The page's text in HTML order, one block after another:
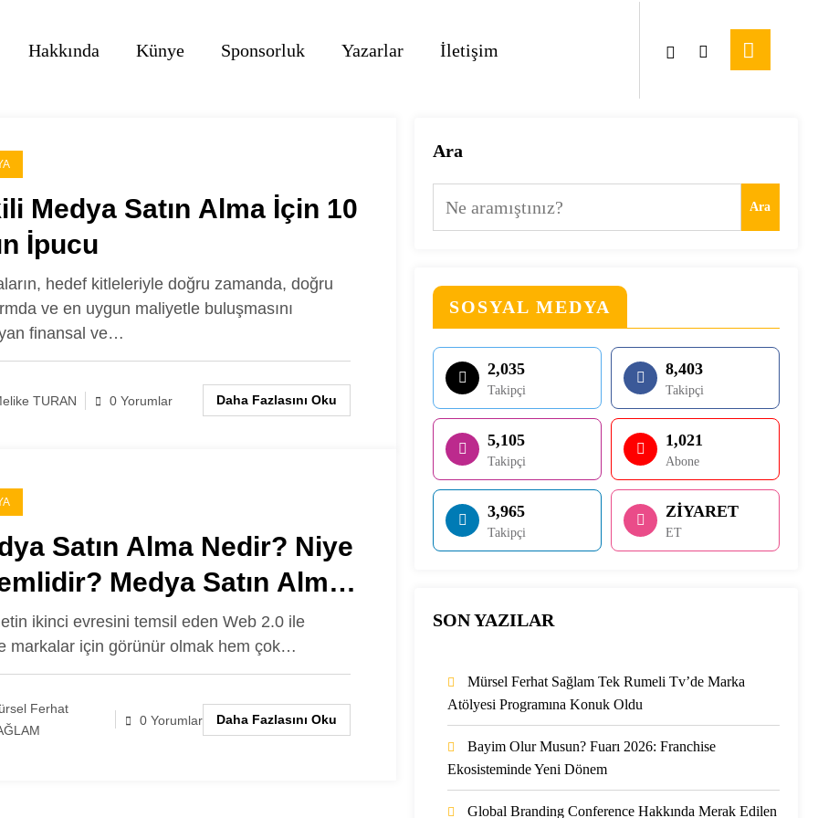
Hakkında Künye Sponsorluk Yazarlar İletişim
Medya Satın Alma İçin 10
İpucu
hedef kitleleriyle doğru zamanda, doğru
ve en uygun maliyetle buluşmasını
finansal ve…
TURAN 0 Yorumlar Daha Fazlasını Oku
Satın Alma Nedir? Niye
Medya Satın Alma
Yapılır?
ikinci evresini temsil eden Web 2.0 ile
markalar için görünür olmak hem çok…
Ferhat
0 Yorumlar Daha Fazlasını Oku
Ara
Ara
SOSYAL MEDYA
2,035
Takipçi
8,403
Takipçi
5,105
Takipçi
1,021
Abone
3,965
Takipçi
ZİYARET
ET
SON YAZILAR
Mürsel Ferhat Sağlam Tek Rumeli Tv’de Marka
Atölyesi Programına Konuk Oldu
Bayim Olur Musun? Fuarı 2026: Franchise
Ekosisteminde Yeni Dönem
Global Branding Conference Hakkında Merak Edilen